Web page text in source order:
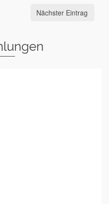
Nächster Eintrag